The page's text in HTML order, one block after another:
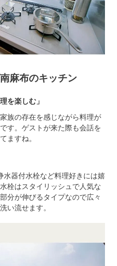
麻布のキッチン
を楽しむ」
族の存在を感じながら料理が
す。ゲストが来た際も会話を
ますね。
水器付水栓など料理好きには嬉
栓はスタイリッシュで人気な
分が伸びるタイプなので広々
い流せます。